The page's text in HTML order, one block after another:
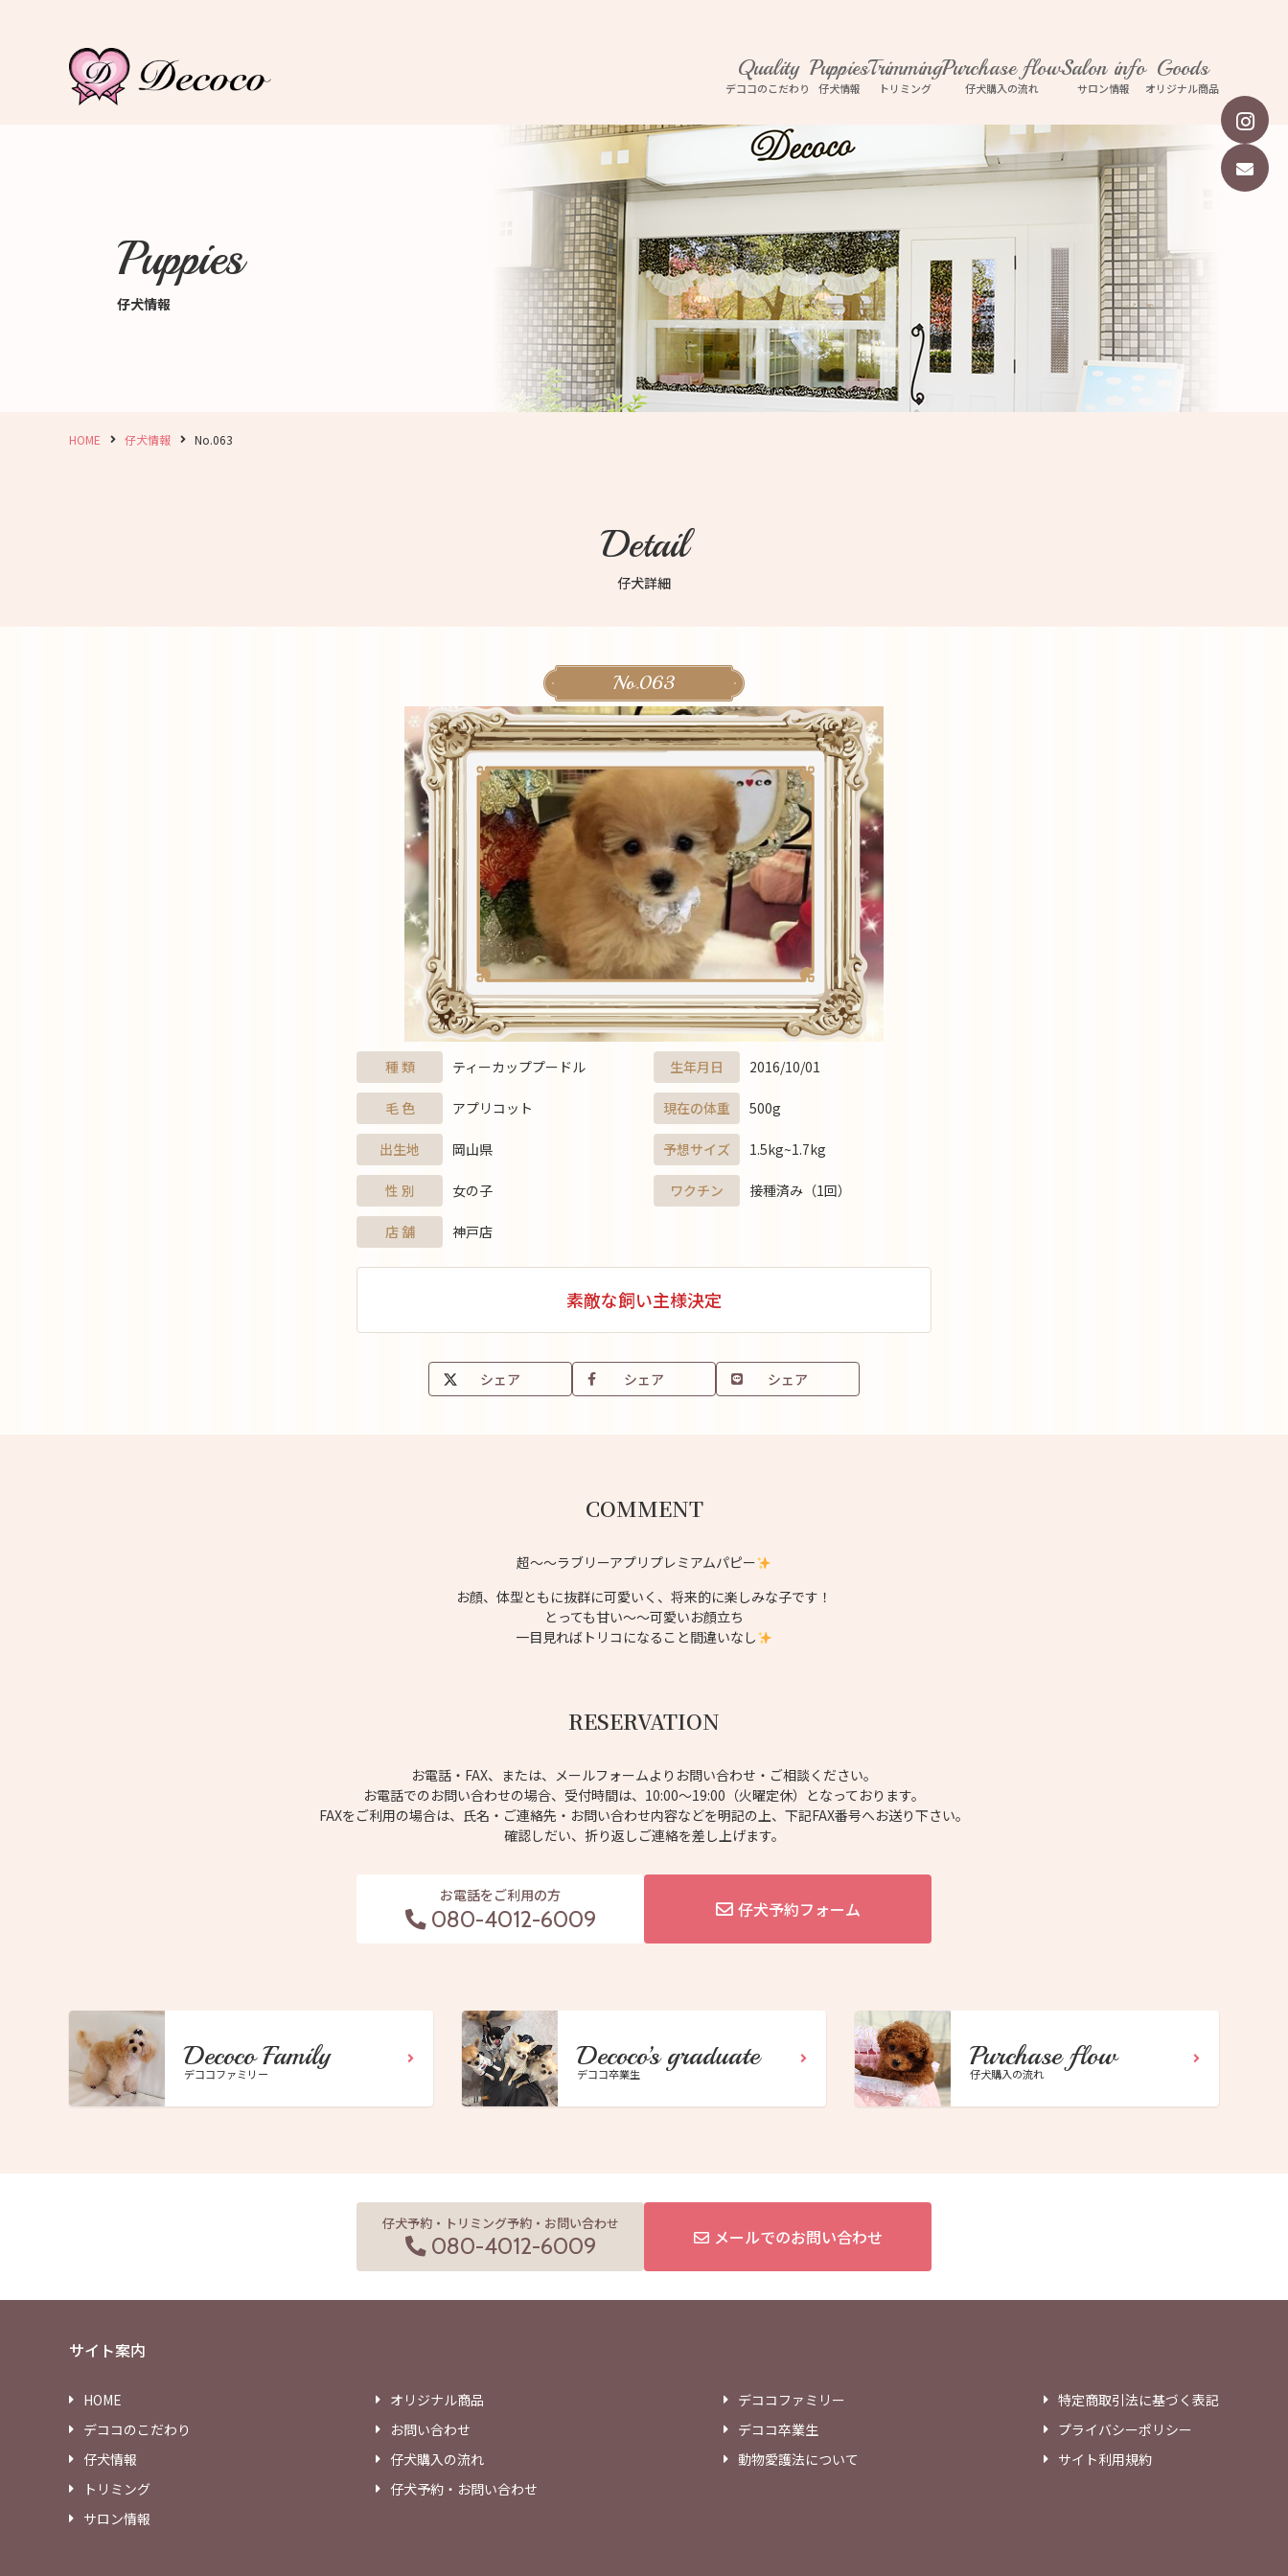
Quality
デココのこだわり
Puppies
仔犬情報
Trimming
トリミング
Purchase flow
仔犬購入の流れ
Salon info
サロン情報
Goods
オリジナル商品
Puppies
仔犬情報
HOME 仔犬情報 No.063
Detail
仔犬詳細
No.063
種 類 ティーカッププードル
毛 色 アプリコット
出生地 岡山県
性 別 女の子
店 舗 神戸店
生年月日 2016/10/01
現在の体重 500g
予想サイズ 1.5kg~1.7kg
ワクチン 接種済み（1回）
素敵な飼い主様決定
シェア シェア シェア
COMMENT
超〜〜ラブリーアプリプレミアムパピー
お顔、体型ともに抜群に可愛いく、将来的に楽しみな子です！
とっても甘い〜〜可愛いお顔立ち
一目見ればトリコになること間違いなし
RESERVATION
お電話・FAX、または、メールフォームよりお問い合わせ・ご相談ください。
お電話でのお問い合わせの場合、受付時間は、10:00～19:00（火曜定休）となっております。
FAXをご利用の場合は、氏名・ご連絡先・お問い合わせ内容などを明記の上、下記FAX番号へお送り下さい。
確認しだい、折り返しご連絡を差し上げます。
お電話をご利用の方
080-4012-6009 仔犬予約フォーム
Decoco Family
デココファミリー
Decoco’s graduate
デココ卒業生
Purchase flow
仔犬購入の流れ
仔犬予約・トリミング予約・お問い合わせ
080-4012-6009 メールでのお問い合わせ
サイト案内
HOME
デココのこだわり
仔犬情報
トリミング
サロン情報
オリジナル商品
お問い合わせ
仔犬購入の流れ
仔犬予約・お問い合わせ
デココファミリー
デココ卒業生
動物愛護法について
特定商取引法に基づく表記
プライバシーポリシー
サイト利用規約